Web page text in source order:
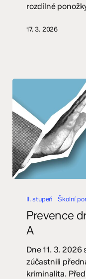
rozdílné
17. 3. 2026
drogové
II. stupeň Školní
Prevence
A
Dne 11. 3. 2026
zúčastnili
kriminalita.